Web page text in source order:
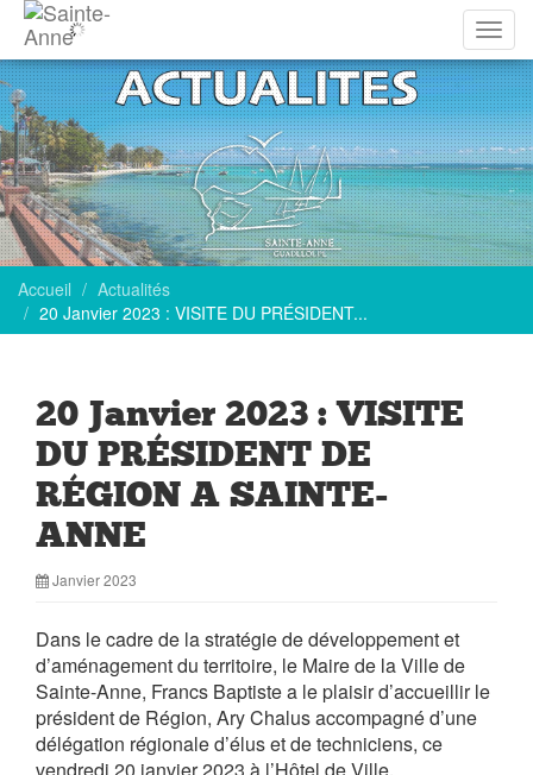
la
Accueil
Actualités
20 Janvier 2023 : VISITE DU PRÉSIDENT...
20 Janvier 2023 : VISITE
DU PRÉSIDENT DE
RÉGION A SAINTE-
ANNE
Janvier 2023
Dans le cadre de la stratégie de développement et
d’aménagement du territoire, le Maire de la Ville de
Sainte-Anne, Francs Baptiste a le plaisir d’accueillir le
président de Région, Ary Chalus accompagné d’une
délégation régionale d’élus et de techniciens, ce